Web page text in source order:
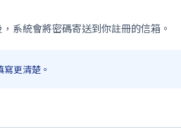
系統會將密碼寄送到你註冊的信箱。
更清楚。